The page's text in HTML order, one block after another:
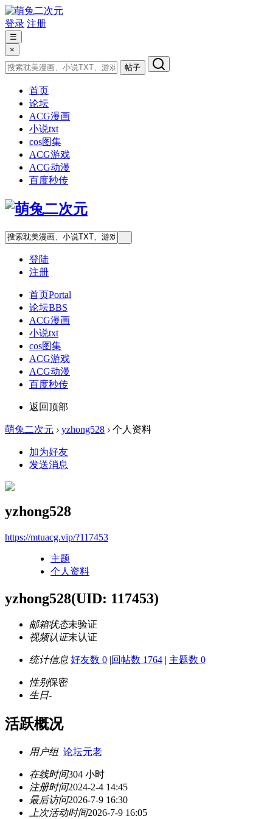
登录 注册
☰
×
帖子
首页
论坛
ACG漫画
小说txt
cos图集
ACG游戏
ACG动漫
百度秒传
登陆
注册
首页Portal
论坛BBS
ACG漫画
小说txt
cos图集
ACG游戏
ACG动漫
百度秒传
返回顶部
萌兔二次元 › yzhong528 › 个人资料
加为好友
发送消息
yzhong528
https://mtuacg.vip/?117453
主题
个人资料
yzhong528(UID: 117453)
邮箱状态未验证
视频认证未认证
统计信息 好友数 0 |回帖数 1764 | 主题数 0
性别保密
生日-
活跃概况
用户组 论坛元老
在线时间304 小时
注册时间2024-2-4 14:45
最后访问2026-7-9 16:30
上次活动时间2026-7-9 16:05